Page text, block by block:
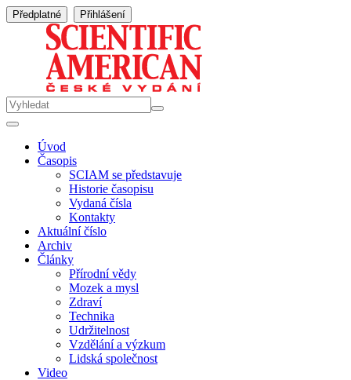
Předplatné Přihlášení
Úvod
Časopis
SCIAM se představuje
Historie časopisu
Vydaná čísla
Kontakty
Aktuální číslo
Archiv
Články
Přírodní vědy
Mozek a mysl
Zdraví
Technika
Udržitelnost
Vzdělání a výzkum
Lidská společnost
Video